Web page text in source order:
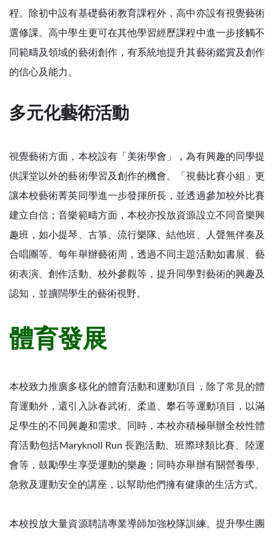
程。除初中設有基礎藝術教育課程外，高中亦設有視覺藝術
選修課。高中學生更可在其他學習經歷課程中進一步接觸不
同範疇及領域的藝術創作，有系統地提升其藝術鑑賞及創作
的信心及能力。
多元化藝術活動
視覺藝術方面，本校設有「美術學會」，為有興趣的同學提
供課堂以外的藝術學習及創作的機會。「視藝比賽小組」更
讓本校藝術菁英同學進一步發揮所長，並透過參加校外比賽
建立自信；音樂範疇方面，本校亦投放資源設立不同音樂興
趣班，如小提琴、古箏、流行樂隊、結他班、人聲無伴奏及
合唱團等。每年舉辦藝術周，透過不同主題活動如書展、藝
術表演、創作活動、校外參觀等，提升同學對藝術的興趣及
認知，並擴闊學生的藝術視野。
體育發展
本校致力推廣多樣化的體育活動和運動項目，除了常見的體
育運動外，還引入詠春武術、柔道、攀石等運動項目，以滿
足學生的不同興趣和需求。同時，本校亦積極舉辦全校性體
育活動包括Maryknoll Run 長跑活動、班際球類比賽、陸運
會等，鼓勵學生享受運動的樂趣；同時亦舉辦有關營養學、
急救及運動安全的講座，以幫助他們擁有健康的生活方式。
本校投放大量資源聘請專業導師加強校隊訓練。提升學生團